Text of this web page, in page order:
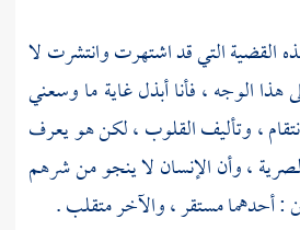
القضية التي قد اشتهرت وانتشرت لا
هذا الوجه ، فأنا أبذل غاية ما وسعني
، وتأليف القلوب ، لكن هو يعرف
، وأن الإنسان لا ينجو من شرهم
: أحدهما مستقر ، والآخر متقلب .